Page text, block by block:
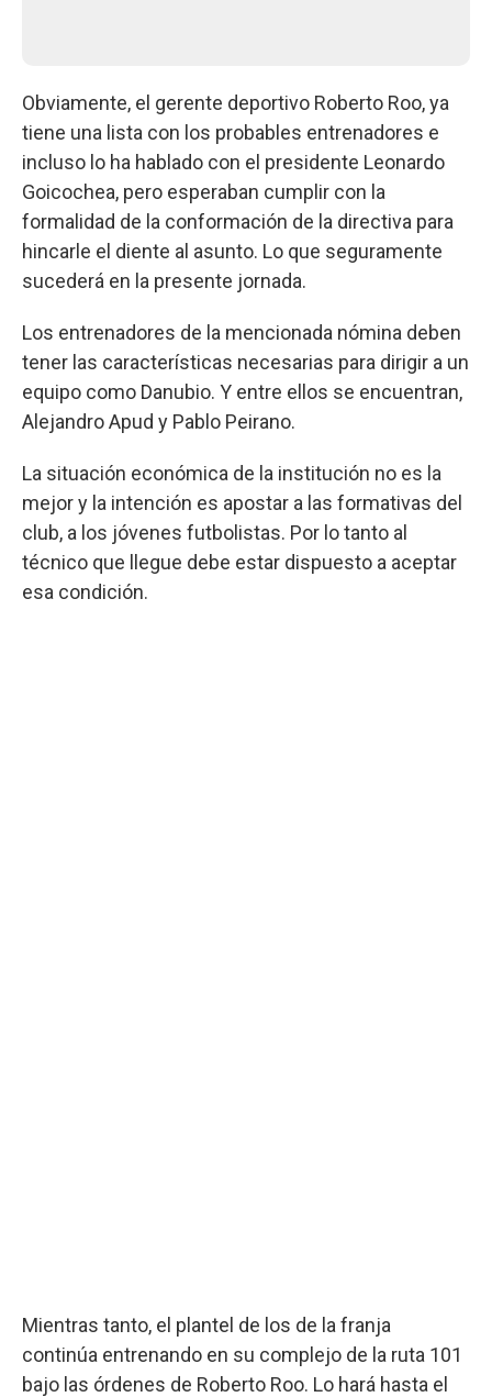
Obviamente, el gerente deportivo Roberto Roo, ya
tiene una lista con los probables entrenadores e
incluso lo ha hablado con el presidente Leonardo
Goicochea, pero esperaban cumplir con la
formalidad de la conformación de la directiva para
hincarle el diente al asunto. Lo que seguramente
sucederá en la presente jornada.
Los entrenadores de la mencionada nómina deben
tener las características necesarias para dirigir a un
equipo como Danubio. Y entre ellos se encuentran,
Alejandro Apud y Pablo Peirano.
La situación económica de la institución no es la
mejor y la intención es apostar a las formativas del
club, a los jóvenes futbolistas. Por lo tanto al
técnico que llegue debe estar dispuesto a aceptar
esa condición.
Mientras tanto, el plantel de los de la franja
continúa entrenando en su complejo de la ruta 101
bajo las órdenes de Roberto Roo. Lo hará hasta el